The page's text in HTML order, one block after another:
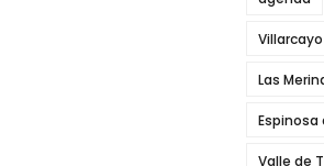
Villarcayo
Las
Espinosa
Valle de